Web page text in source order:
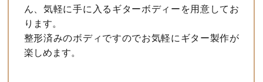
ん、気軽に手に入るギターボディーを用意してお
ります。
整形済みのボディですのでお気軽にギター製作が
楽しめます。